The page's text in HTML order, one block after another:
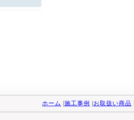
ホーム 施工事例 お取扱い商品